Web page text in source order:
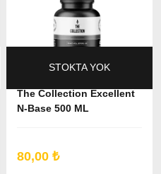
STOKTA YOK
The Collection Excellent
N-Base 500 ML
80,00 ₺